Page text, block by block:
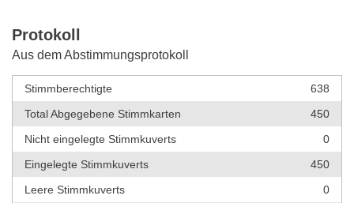
Protokoll
Aus dem Abstimmungsprotokoll
Stimmberechtigte
638
Total Abgegebene Stimmkarten
450
Nicht eingelegte Stimmkuverts
0
Eingelegte Stimmkuverts
450
Leere Stimmkuverts
0